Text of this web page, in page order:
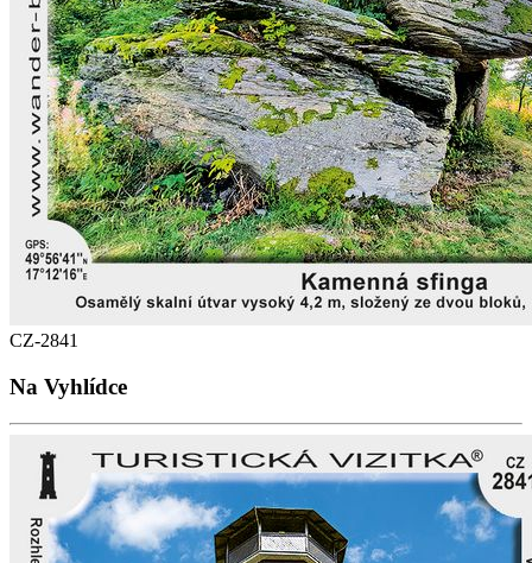
CZ-2841
Na Vyhlídce